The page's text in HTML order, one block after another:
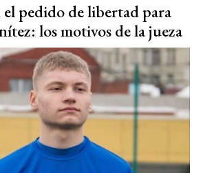
el pedido de libertad para
los motivos de la jueza